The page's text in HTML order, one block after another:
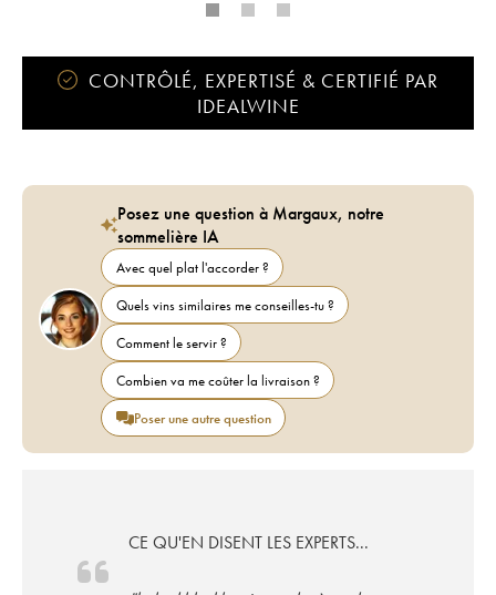
CONTRÔLÉ, EXPERTISÉ & CERTIFIÉ PAR
IDEALWINE
Posez une question à Margaux, notre
sommelière IA
Avec quel plat l'accorder ?
Quels vins similaires me conseilles-tu ?
Comment le servir ?
Combien va me coûter la livraison ?
Poser une autre question
CE QU'EN DISENT LES EXPERTS...